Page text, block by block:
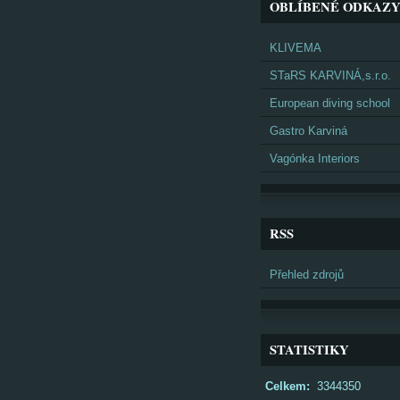
OBLÍBENÉ ODKAZY
KLIVEMA
STaRS KARVINÁ,s.r.o.
European diving school
Gastro Karviná
Vagónka Interiors
RSS
Přehled zdrojů
STATISTIKY
Celkem: 3344350